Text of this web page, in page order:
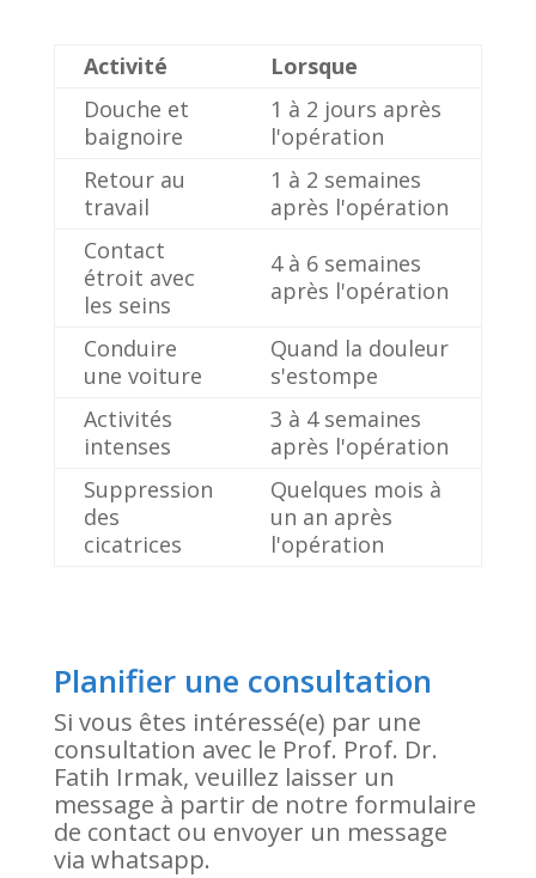
Activité
Lorsque
Douche et
baignoire
1 à 2 jours après
l'opération
Retour au
travail
1 à 2 semaines
après l'opération
Contact
étroit avec
les seins
4 à 6 semaines
après l'opération
Conduire
une voiture
Quand la douleur
s'estompe
Activités
intenses
3 à 4 semaines
après l'opération
Suppression
des
cicatrices
Quelques mois à
un an après
l'opération
Planifier une consultation
Si vous êtes intéressé(e) par une
consultation avec le Prof. Prof. Dr.
Fatih Irmak, veuillez laisser un
message à partir de notre formulaire
de contact ou envoyer un message
via whatsapp.